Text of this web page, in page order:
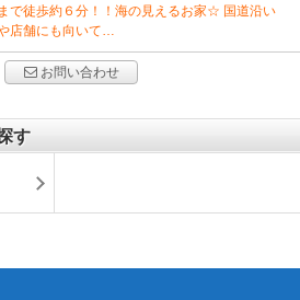
で徒歩約６分！！海の見えるお家☆ 国道沿い
店舗にも向いて…
お問い合わせ
す